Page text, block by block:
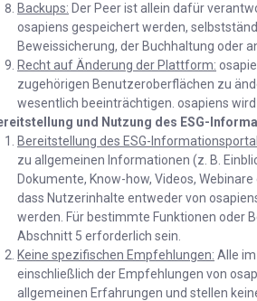
Backups: Der Peer ist allein dafür
osapiens gespeichert werden,
Beweissicherung, der Buchhaltung oder
Recht auf Änderung der Plattform:
zugehörigen Benutzeroberflächen zu
wesentlich beeinträchtigen. osapiens
und Nutzung des ESG-
Bereitstellung des ESG-
zu allgemeinen Informationen (z. B.
Dokumente, Know-how, Videos,
dass Nutzerinhalte entweder von
werden. Für bestimmte Funktionen oder
Abschnitt 5 erforderlich sein.
Keine spezifischen Empfehlungen: Alle
einschließlich der Empfehlungen von
allgemeinen Erfahrungen und stellen